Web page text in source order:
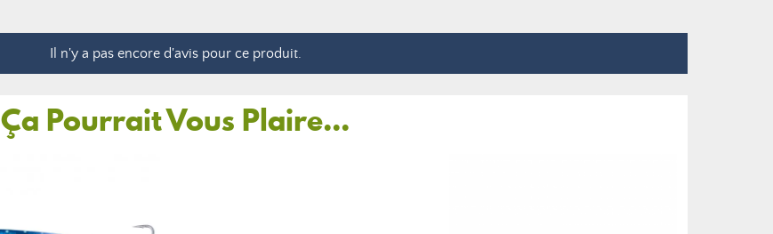
Il n'y a pas encore d'avis pour ce produit.
Ça Pourrait Vous Plaire...